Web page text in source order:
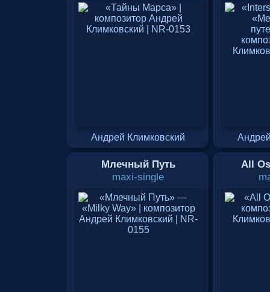
Андрей Климковский
Млечный Путь
maxi-single
All